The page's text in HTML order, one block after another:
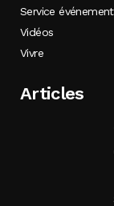
Service
Vidéos
Vivre
Articles